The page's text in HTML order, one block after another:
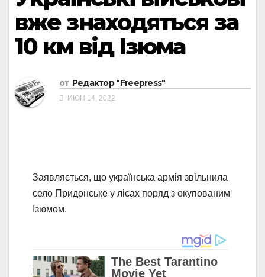
вже знаходяться за
10 км від Ізюма
от Редактор "Freepress"
ИЮН 14, 2022
Заявляється, що українська армія звільнила
село Придонське у лісах поряд з окупованим
Ізюмом.